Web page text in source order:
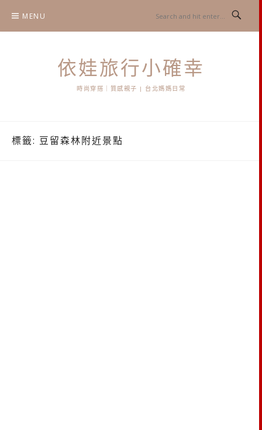
content
MENU
依娃旅行小確幸
時尚穿搭｜質感親子 | 台北媽媽日常
標籤: 豆留森林附近景點